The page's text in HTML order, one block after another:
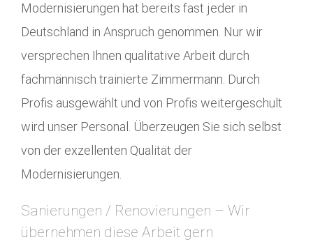
Modernisierungen hat bereits fast jeder in
Deutschland in Anspruch genommen. Nur wir
versprechen Ihnen qualitative Arbeit durch
fachmännisch trainierte Zimmermann. Durch
Profis ausgewählt und von Profis weitergeschult
wird unser Personal. Überzeugen Sie sich selbst
von der exzellenten Qualität der
Modernisierungen.
Sanierungen / Renovierungen – Wir
übernehmen diese Arbeit gern